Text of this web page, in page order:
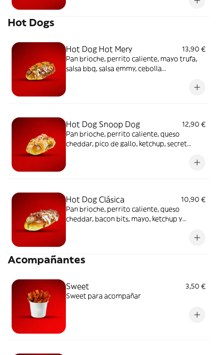
Hot Dogs
Hot Dog Hot Mery
13,90 €
Pan brioche, perrito caliente, mayo trufa,
salsa bbq, salsa emmy, cebolla
Hot Dog Snoop Dog
12,90 €
Pan brioche, perrito caliente, queso
cheddar, pico de gallo, ketchup, secret
Hot Dog Clásica
10,90 €
Pan brioche, perrito caliente, queso
cheddar, bacon bits, mayo, ketchup y
Acompañantes
Sweet
3,50 €
Sweet para acompañar